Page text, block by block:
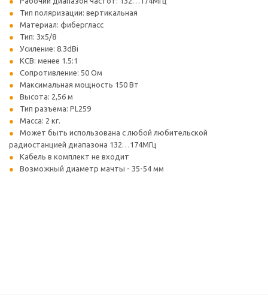
Тип поляризации: вертикальная
Материал: фибергласс
Тип: 3х5/8
Усиление: 8.3dBi
КСВ: менее 1.5:1
Сопротивление: 50 Ом
Максимальная мощность 150 Вт
Высота: 2,56 м
Тип разъема: PL259
Масса: 2 кг.
Может быть использована с любой любительской
радиостанцией диапазона 132…174МГц
Кабель в комплект не входит
Возможный диаметр мачты - 35-54 мм